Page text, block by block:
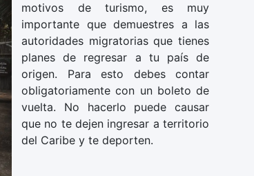
motivos de turismo, es muy
importante que demuestres a las
autoridades migratorias que tienes
planes de regresar a tu país de
origen. Para esto debes contar
obligatoriamente con un boleto de
vuelta. No hacerlo puede causar
que no te dejen ingresar a territorio
del Caribe y te deporten.